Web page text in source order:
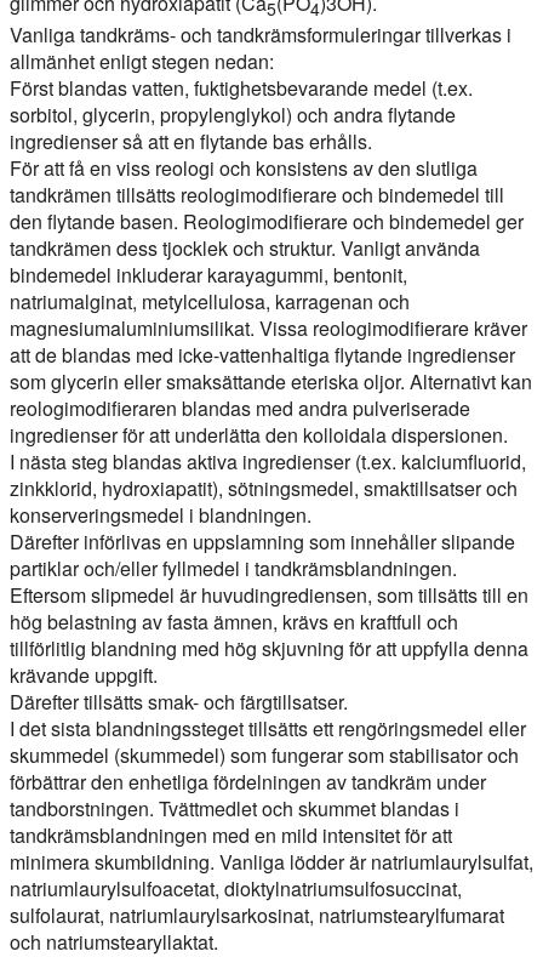
5 4
Vanliga tandkräms- och tandkrämsformuleringar tillverkas i
allmänhet enligt stegen nedan:
Först blandas vatten, fuktighetsbevarande medel (t.ex.
sorbitol, glycerin, propylenglykol) och andra flytande
ingredienser så att en flytande bas erhålls.
För att få en viss reologi och konsistens av den slutliga
tandkrämen tillsätts reologimodifierare och bindemedel till
den flytande basen. Reologimodifierare och bindemedel ger
tandkrämen dess tjocklek och struktur. Vanligt använda
bindemedel inkluderar karayagummi, bentonit,
natriumalginat, metylcellulosa, karragenan och
magnesiumaluminiumsilikat. Vissa reologimodifierare kräver
att de blandas med icke-vattenhaltiga flytande ingredienser
som glycerin eller smaksättande eteriska oljor. Alternativt kan
reologimodifieraren blandas med andra pulveriserade
ingredienser för att underlätta den kolloidala dispersionen.
I nästa steg blandas aktiva ingredienser (t.ex. kalciumfluorid,
zinkklorid, hydroxiapatit), sötningsmedel, smaktillsatser och
konserveringsmedel i blandningen.
Därefter införlivas en uppslamning som innehåller slipande
partiklar och/eller fyllmedel i tandkrämsblandningen.
Eftersom slipmedel är huvudingrediensen, som tillsätts till en
hög belastning av fasta ämnen, krävs en kraftfull och
tillförlitlig blandning med hög skjuvning för att uppfylla denna
krävande uppgift.
Därefter tillsätts smak- och färgtillsatser.
I det sista blandningssteget tillsätts ett rengöringsmedel eller
skummedel (skummedel) som fungerar som stabilisator och
förbättrar den enhetliga fördelningen av tandkräm under
tandborstningen. Tvättmedlet och skummet blandas i
tandkrämsblandningen med en mild intensitet för att
minimera skumbildning. Vanliga lödder är natriumlaurylsulfat,
natriumlaurylsulfoacetat, dioktylnatriumsulfosuccinat,
sulfolaurat, natriumlaurylsarkosinat, natriumstearylfumarat
och natriumstearyllaktat.